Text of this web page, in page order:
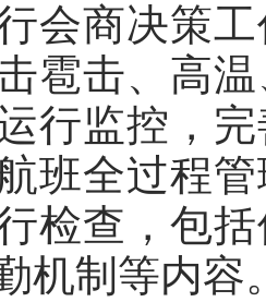
会商决策
雹击、高
行监控，
班全过程
检查，包
机制等内容